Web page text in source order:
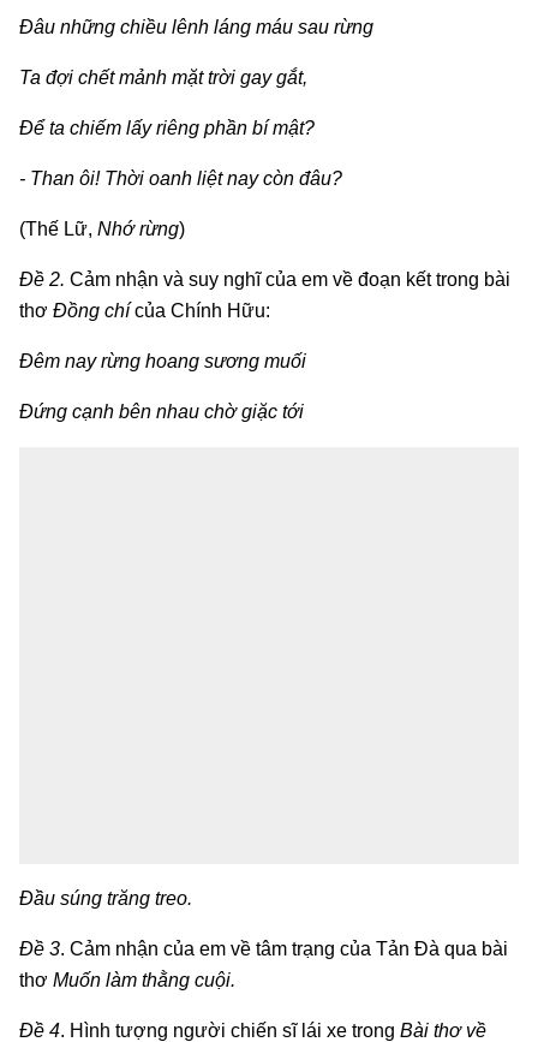
Đâu những chiều lênh láng máu sau rừng
Ta đợi chết mảnh mặt trời gay gắt,
Để ta chiếm lấy riêng phần bí mật?
- Than ôi! Thời oanh liệt nay còn đâu?
(Thế Lữ, Nhớ rừng)
Đề 2. Cảm nhận và suy nghĩ của em về đoạn kết trong bài
thơ Đồng chícủa Chính Hữu:
Đêm nay rừng hoang sương muối
Đứng cạnh bên nhau chờ giặc tới
Đầu súng trăng treo.
Đề 3. Cảm nhận của em về tâm trạng của Tản Đà qua bài
thơ Muốn làm thằng cuội.
Đề 4. Hình tượng người chiến sĩ lái xe trong Bài thơ về